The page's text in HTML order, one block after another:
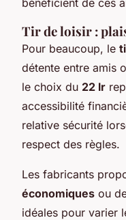
Tir de loisir :
Pour beaucoup, le
détente entre amis
le choix du 22 lr
accessibilité
relative sécurité
respect des règles.
Les fabricants
économiques ou
idéales pour varier